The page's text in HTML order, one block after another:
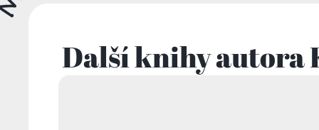
Další knihy autora